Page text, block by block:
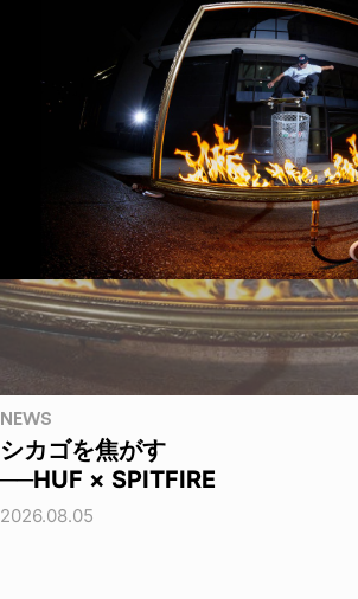
NEWS
シカゴを焦がす
──HUF × SPITFIRE
2026.08.05